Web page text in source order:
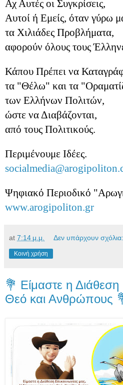
Αχ Αυτές οι Συγκρίσεις,
Αυτοί ή Εμείς, όταν γύρω
τα Χιλιάδες Προβλήματα,
αφορούν όλους τους
Κάπου Πρέπει να
τα "Θέλω" και τα
των Ελλήνων Πολιτών,
ώστε να Διαβάζονται,
από τους Πολιτικούς.
Περιμένουμε Ιδέες.
Ψηφιακό Περιοδικό
www.arogipoliton.gr
at 7:14 μ.μ. Δεν υπάρχουν σχόλια:
Κοινή χρήση
💐 Είμαστε η
Θεό και Ανθρώπους